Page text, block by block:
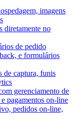
imagens
diretamente no
de pedido
e formulários
de captura, funis
gerenciamento de
pagamentos on-line
pedidos on-line,